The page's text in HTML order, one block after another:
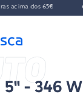
acima dos 65€
5" - 346